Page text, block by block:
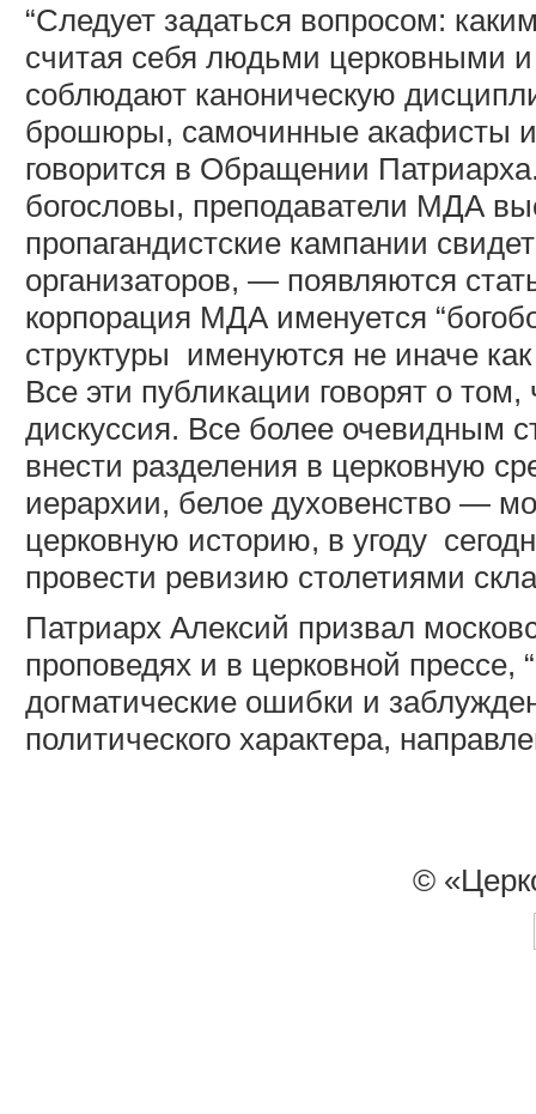
“Следует задаться вопросом:
считая себя людьми церковными
соблюдают каноническую
брошюры, самочинные акафисты
говорится в Обращении
богословы, преподаватели МДА
пропагандистские кампании
организаторов, — появляются
корпорация МДА именуется
структуры именуются не иначе
Все эти публикации говорят о
дискуссия. Все более очевидным
внести разделения в церковную
иерархии, белое духовенство —
церковную историю, в угоду
провести ревизию столетиями
Патриарх Алексий призвал
проповедях и в церковной прессе,
догматические ошибки и
политического характера,
©